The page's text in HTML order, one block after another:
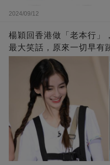
2024/09/12
楊穎回香港做「老本行」
最大笑話，原來一切早有